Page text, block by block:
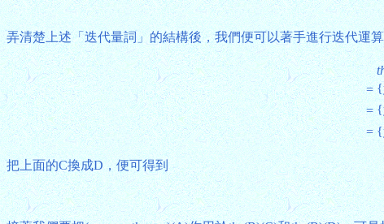
弄清楚上述「迭代量詞」的結構後，我們便可以著手進行迭代運
=
=
=
把上面的C換成D，便可得到